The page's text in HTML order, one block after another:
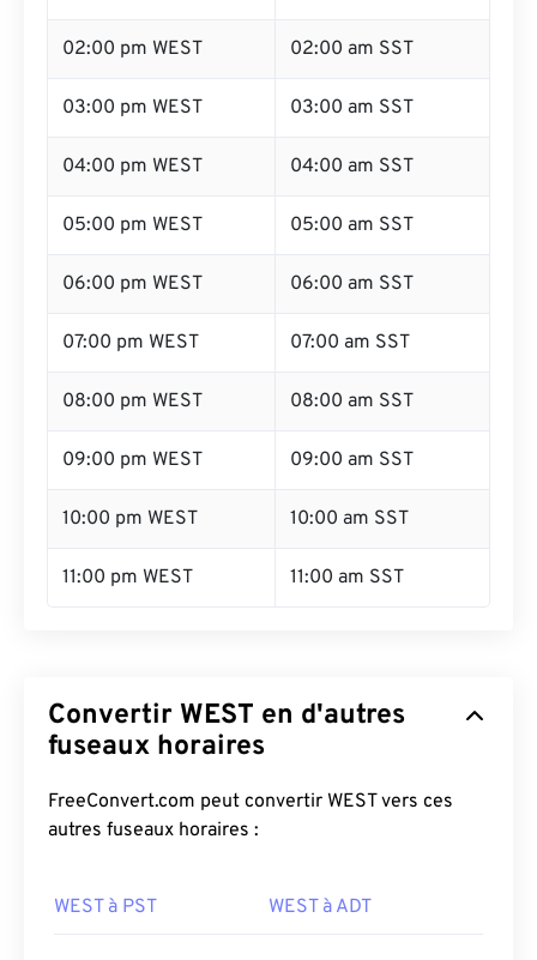
02:00 pm WEST 02:00 am SST
03:00 pm WEST 03:00 am SST
04:00 pm WEST 04:00 am SST
05:00 pm WEST 05:00 am SST
06:00 pm WEST 06:00 am SST
07:00 pm WEST 07:00 am SST
08:00 pm WEST 08:00 am SST
09:00 pm WEST 09:00 am SST
10:00 pm WEST 10:00 am SST
11:00 pm WEST 11:00 am SST
Convertir WEST en d'autres
fuseaux horaires
FreeConvert.com peut convertir WEST vers ces
autres fuseaux horaires :
WEST à PST WEST à ADT